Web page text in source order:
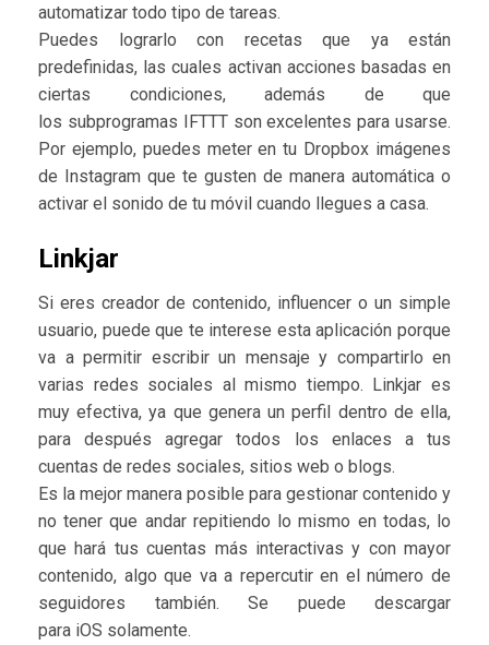
automatizar todo tipo de tareas.
Puedes lograrlo con recetas que ya están
predefinidas, las cuales activan acciones basadas en
ciertas condiciones, además de que
los subprogramas IFTTT son excelentes para usarse.
Por ejemplo, puedes meter en tu Dropbox imágenes
de Instagram que te gusten de manera automática o
activar el sonido de tu móvil cuando llegues a casa.
Linkjar
Si eres creador de contenido, influencer o un simple
usuario, puede que te interese esta aplicación porque
va a permitir escribir un mensaje y compartirlo en
varias redes sociales al mismo tiempo. Linkjar es
muy efectiva, ya que genera un perfil dentro de ella,
para después agregar todos los enlaces a tus
cuentas de redes sociales, sitios web o blogs.
Es la mejor manera posible para gestionar contenido y
no tener que andar repitiendo lo mismo en todas, lo
que hará tus cuentas más interactivas y con mayor
contenido, algo que va a repercutir en el número de
seguidores también. Se puede descargar
para iOS solamente.